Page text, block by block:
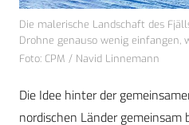
Die malerische Landschaft des
Drohne genauso wenig einfangen,
Foto: CPM / Navid Linnemann
Die Idee hinter der
nordischen Länder